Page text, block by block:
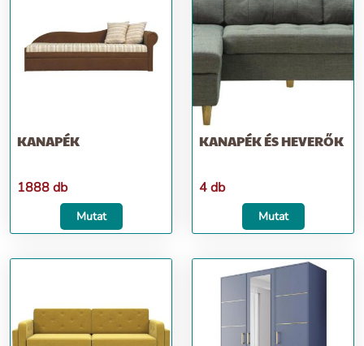
KANAPÉK
1888 db
Mutat
KANAPÉK ÉS HEVERŐK
4 db
Mutat